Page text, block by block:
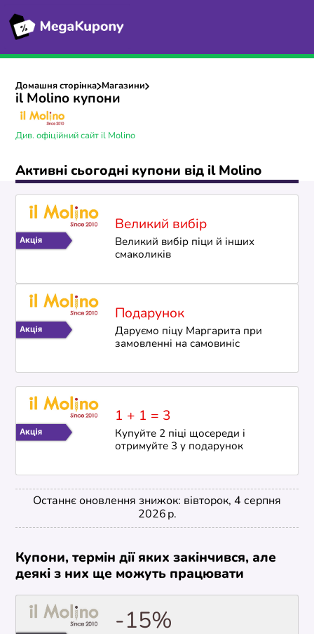
Домашня сторінка Магазини
il Molino купони
Див. офіційний сайт il Molino
Активні сьогодні купони від il Molino
Великий вибір
Великий вибір піци й інших
смаколиків
Подарунок
Даруємо піцу Маргарита при
замовленні на самовиніс
1 + 1 = 3
Купуйте 2 піці щосереди і
отримуйте 3 у подарунок
Останнє оновлення знижок: вівторок, 4 серпня
2026 р.
Купони, термін дії яких закінчився, але
деякі з них ще можуть працювати
-15%